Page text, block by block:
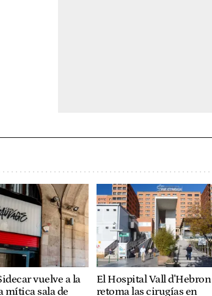
vuelve a la
mítica sala de
El Hospital Vall d'Hebron
retoma las cirugías en